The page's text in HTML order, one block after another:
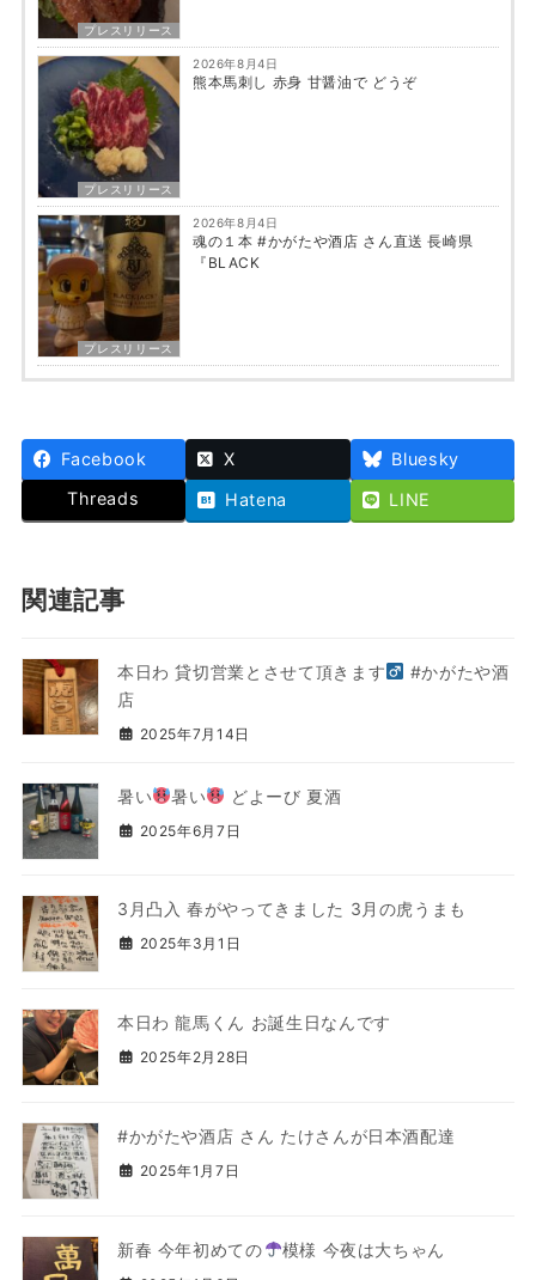
プレスリリース
プレスリリース
2026年8月4日
熊本馬刺し 赤身 甘醤油で どうぞ
プレスリリース
2026年8月4日
魂の１本 #かがたや酒店 さん直送 長崎県
『BLACK
Facebook X
Bluesky
Threads
Hatena LINE
関連記事
本日わ 貸切営業とさせて頂きます‍
#かがたや酒
店
2025年7月14日
暑い 暑い どよーび 夏酒
2025年6月7日
3月凸入 春がやってきました 3月の虎うまも
2025年3月1日
本日わ 龍馬くん お誕生日なんです
2025年2月28日
#かがたや酒店 さん たけさんが日本酒配達
2025年1月7日
新春 今年初めての 模様 今夜は大ちゃん